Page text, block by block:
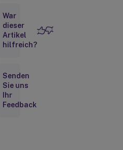
Mai
2022
April
2022
Januar
War
dieser
Artikel
hilfreich?
Senden
Sie uns
Ihr
Feedback